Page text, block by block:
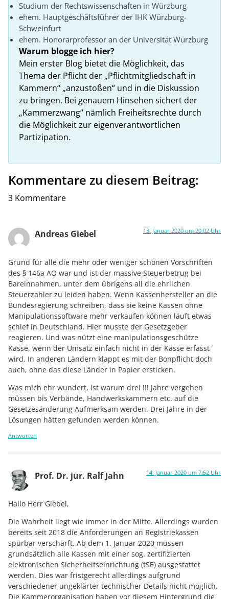
Studium der Rechtswissenschaften in Würzburg
ehem. Hauptgeschäftsführer der IHK Würzburg-
Schweinfurt
ehem. Honorarprofessor an der Universität Würzburg
Warum blogge ich hier?
Mein erster Blog bietet die Möglichkeit, das
Thema der Pflicht der „Pflichtmitgliedschaft in
Kammern“ „anzustoßen“ und in die Diskussion
zu bringen. Bei genauem Hinsehen sichert der
„Kammerzwang“ nämlich Freiheitsrechte durch
die Möglichkeit zur eigenverantwortlichen
Partizipation.
Kommentare zu diesem Beitrag:
3 Kommentare
Andreas Giebel 13. Januar 2020 um 20:02 Uhr
Grund für alle die mehr oder weniger schönen Vorschriften
des § 146a AO war und ist der massive Steuerbetrug bei
Bareinnahmen, unter dem übrigens all die ehrlichen
Steuerzahler zu leiden haben. Wenn Kassenhersteller an die
Bundesregierung schreiben, dass sie keine Kassen ohne
Manipulationssoftware mehr verkaufen können läuft etwas
schief in Deutschland. Hier musste der Gesetzgeber
reagieren. Und was nützt eine manipulationsgeschütze
Kasse, wenn der Umsatz einfach nicht in der Kasse erfasst
wird. In anderen Ländern klappt es mit der Bonpflicht doch
auch, ohne das diese Länder in Papier ersticken.
Was mich ehr wundert, ist warum drei !!! Jahre vergehen
müssen bis Verbände, Handwerkskammern etc. auf die
Gesetzesänderung Aufmerksam werden. Drei Jahre in der
Lösungen hätten gefunden werden können.
Antworten
Prof. Dr. jur. Ralf Jahn 14. Januar 2020 um 7:52 Uhr
Hallo Herr Giebel,
Die Wahrheit liegt wie immer in der Mitte. Allerdings wurden
bereits seit 2018 die Anforderungen an Registriekassen
spürbar verschärft. Ab dem 1. Januar 2020 müssen
grundsätzlich alle Kassen mit einer sog. zertifizierten
elektronischen Sicherheitseinrichtung (tSE) ausgestattet
werden. Dies war fristgerecht allerdings aufgrund
verschiedener ungeklärter technischer Details nicht möglich.
Die Kammerorganisation haben vor diesem Hintergrund die